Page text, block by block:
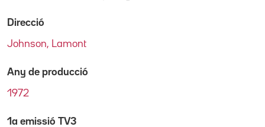
Direcció
Johnson, Lamont
Any de producció
1972
1a emissió TV3